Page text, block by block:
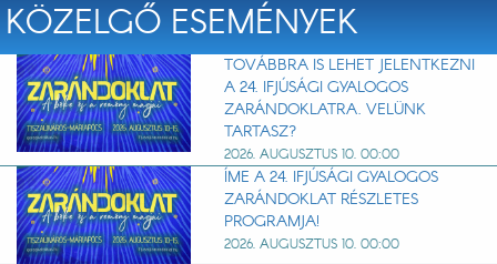
KÖZELGŐ ESEMÉNYEK
TOVÁBBRA IS LEHET JELENTKEZNI
A 24. IFJÚSÁGI GYALOGOS
ZARÁNDOKLATRA. VELÜNK
TARTASZ?
2026. AUGUSZTUS 10. 00:00
ÍME A 24. IFJÚSÁGI GYALOGOS
ZARÁNDOKLAT RÉSZLETES
PROGRAMJA!
2026. AUGUSZTUS 10. 00:00